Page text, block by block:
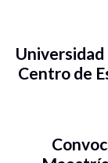
Universidad
Centro de